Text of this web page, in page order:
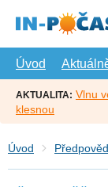
hlavní
Úvod
AKTUALITA: Vlnu
klesnou
Úvod